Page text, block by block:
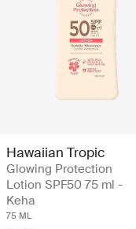
Hawaiian Tropic
Glowing Protection
Lotion SPF50 75 ml -
Keha
75 ML